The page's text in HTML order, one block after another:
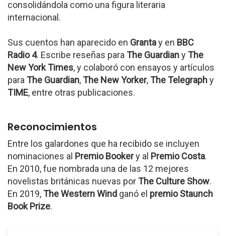
consolidándola como una figura literaria
internacional.
Sus cuentos han aparecido en Grantay en BBC
Radio 4. Escribe reseñas para The Guardiany The
New York Times, y colaboró con ensayos y artículos
para The Guardian, The New Yorker, The Telegraphy
TIME, entre otras publicaciones.
Reconocimientos
Entre los galardones que ha recibido se incluyen
nominaciones al Premio Bookery al Premio Costa.
En 2010, fue nombrada una de las 12 mejores
novelistas británicas nuevas por The Culture Show.
En 2019, The Western Wind ganó el premio Staunch
Book Prize.